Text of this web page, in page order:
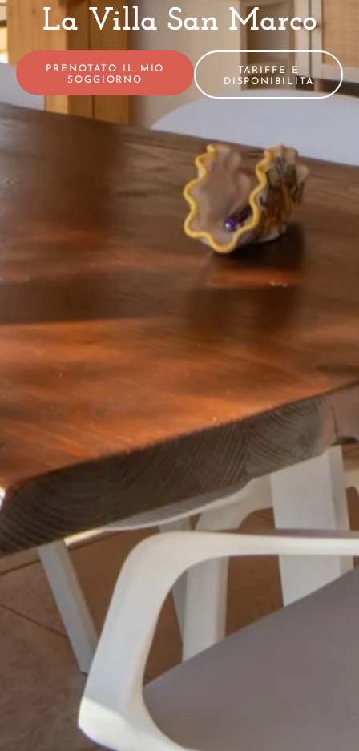
La Villa San Marco
PRENOTATO IL MIO
SOGGIORNO
TARIFFE E
DISPONIBILITÀ